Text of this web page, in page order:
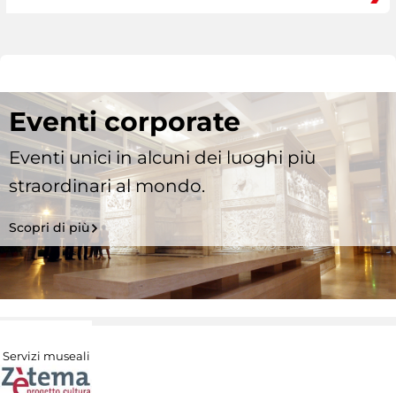
Eventi corporate
Eventi unici in alcuni dei luoghi più
straordinari al mondo.
Scopri di più
Servizi museali